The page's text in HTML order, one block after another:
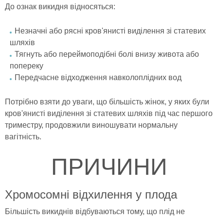
До ознак викидня відносяться:
Незначні або рясні кров'янисті виділення зі статевих
шляхів
Тягнуть або переймоподібні болі внизу живота або
попереку
Передчасне відходження навколоплідних вод
Потрібно взяти до уваги, що більшість жінок, у яких були
кров'янисті виділення зі статевих шляхів під час першого
триместру, продовжили виношувати нормальну
вагітність.
ПРИЧИНИ
Хромосомні відхилення у плода
Більшість викиднів відбуваються тому, що плід не